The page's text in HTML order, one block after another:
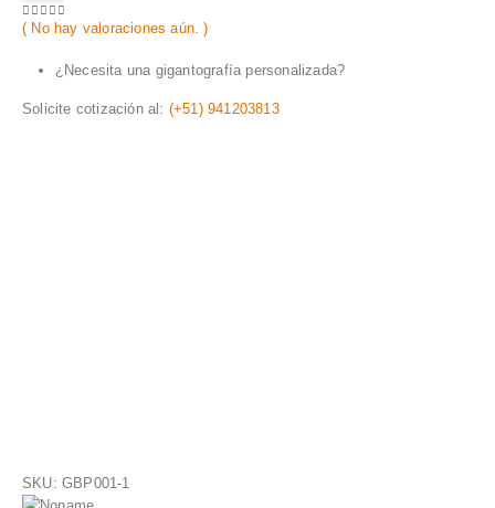
0 out of 5
( No hay valoraciones aún. )
¿Necesita una gigantografía personalizada?
Solicite cotización al: (+51) 941203813
SKU: GBP001-1